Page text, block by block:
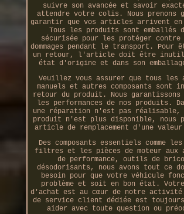
suivre son avancée et savoir
attendre votre colis. Nous prenons
garantir que vos articles arrivent
Tous les produits sont emballés
sécurisée pour les protéger contre
dommages pendant le transport.
un retour, l'article doit être
état d'origine et dans son
Veuillez vous assurer que tous les
manuels et autres composants sont
retour du produit. Nous
les performances de nos produits.
une réparation n'est pas réalisable,
produit n'est plus disponible, nous
article de remplacement d'une
Des composants essentiels comme
filtres et les pièces de moteur aux
de performance, outils de
désodorisants, nous avons tout ce
besoin pour que votre véhicule
problème et soit en bon état.
d'achat est au cœur de notre
de service client dédiée est
aider avec toute question ou